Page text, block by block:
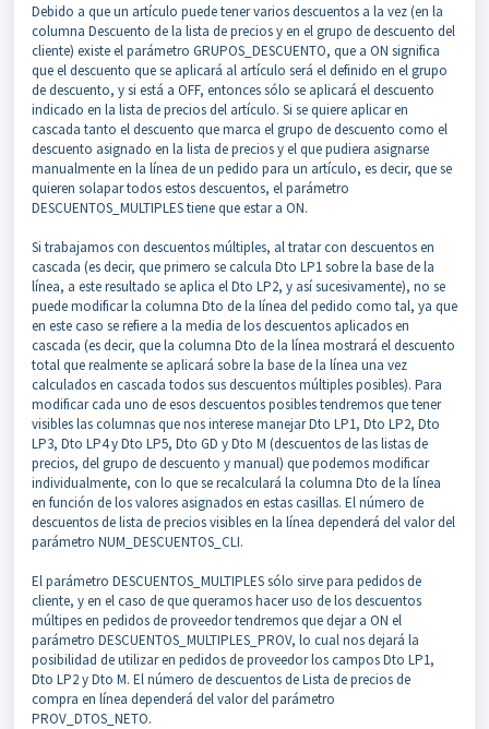
Debido a que un artículo puede tener varios descuentos a la vez (en la
columna Descuento de la lista de precios y en el grupo de descuento del
cliente) existe el parámetro GRUPOS_DESCUENTO, que a ON significa
que el descuento que se aplicará al artículo será el definido en el grupo
de descuento, y si está a OFF, entonces sólo se aplicará el descuento
indicado en la lista de precios del artículo. Si se quiere aplicar en
cascada tanto el descuento que marca el grupo de descuento como el
descuento asignado en la lista de precios y el que pudiera asignarse
manualmente en la línea de un pedido para un artículo, es decir, que se
quieren solapar todos estos descuentos, el parámetro
DESCUENTOS_MULTIPLES tiene que estar a ON.
Si trabajamos con descuentos múltiples, al tratar con descuentos en
cascada (es decir, que primero se calcula Dto LP1 sobre la base de la
línea, a este resultado se aplica el Dto LP2, y así sucesivamente), no se
puede modificar la columna Dto de la línea del pedido como tal, ya que
en este caso se refiere a la media de los descuentos aplicados en
cascada (es decir, que la columna Dto de la línea mostrará el descuento
total que realmente se aplicará sobre la base de la línea una vez
calculados en cascada todos sus descuentos múltiples posibles). Para
modificar cada uno de esos descuentos posibles tendremos que tener
visibles las columnas que nos interese manejar Dto LP1, Dto LP2, Dto
LP3, Dto LP4 y Dto LP5, Dto GD y Dto M (descuentos de las listas de
precios, del grupo de descuento y manual) que podemos modificar
individualmente, con lo que se recalculará la columna Dto de la línea
en función de los valores asignados en estas casillas. El número de
descuentos de lista de precios visibles en la línea dependerá del valor del
parámetro NUM_DESCUENTOS_CLI.
El parámetro DESCUENTOS_MULTIPLES sólo sirve para pedidos de
cliente, y en el caso de que queramos hacer uso de los descuentos
múltipes en pedidos de proveedor tendremos que dejar a ON el
parámetro DESCUENTOS_MULTIPLES_PROV, lo cual nos dejará la
posibilidad de utilizar en pedidos de proveedor los campos Dto LP1,
Dto LP2 y Dto M. El número de descuentos de Lista de precios de
compra en línea dependerá del valor del parámetro
PROV_DTOS_NETO.